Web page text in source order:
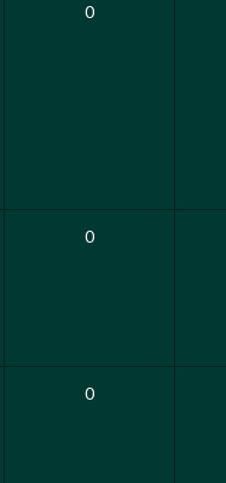
0
0
0